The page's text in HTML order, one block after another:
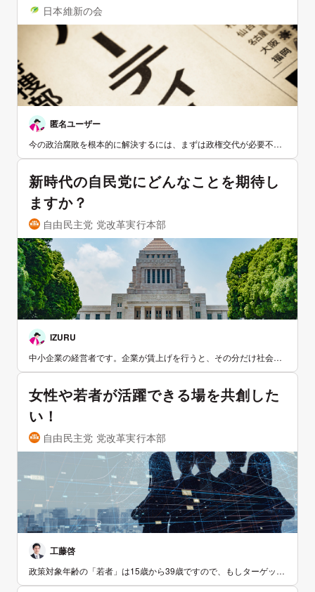
日本維新の会
匿名ユーザー
今の政治腐敗を根本的に解決するには、まずは政権交代が必要不可
欠だと考えます。しかし現状では、日本維新の会が単独で政権を担
す。ですから、まずは野党間での選挙協力により、衆参議席の過半
数を奪う必要がありますが、国家観のかけ離れた政党との理念なき
選挙協力は単なる野合であり、支持は広がらないと思われます。 そ
こで、経済政策には違いがありますが、外交・安全保障政策である
程度の一致が見られる、国民民主党及び日本保守党と連携し、例え
ば、次期選挙では、西日本は維新、東海は日本保守党、関東は国民
民主党など、それぞれの地方で強い政党の候補者に一本化する事を
検討してはいかがでしょうか？ これに加えて、保守・中道的な首長
(都民ファーストの会など)からも支援を受ける事ができれば、大き
な支持を集めるものと考えます。自民党に対抗する保守・中道派の
受け皿を一つにまとめる事が、政権交代への第一歩だと思っていま
す。 是非、積極的なご検討をお願いします。
新時代の自民党にどんなことを期待し
ますか？
自由民主党 党改革実行本部
IZURU
中小企業の経営者です。企業が賃上げを行うと、その分だけ社会保
険料の企業負担も増えます。これはとくに中小企業にとって重くの
に還元したい気持ちがあっても、「保険料まで増えるのは厳しい」
に、社会保険料の企業負担分を「賃上げ実績に応じて軽減する制
度」を導入してはどうでしょうか。たとえば、前年より一定以上の
賃上げを達成した企業に対しては、翌年度の企業側の保険料率をわ
ずかに引き下げることで、実質的な負担増を打ち消すようにしま
す。たとえば、前年より3%の賃上げを達成した企業に対して、翌年
度の企業側の保険料率を0.45%ほど引き下げれば、実質的に企業の
負担分は増えません。従業員負担分の保険料率は据え置きとするこ
とで、社会保障制度の財源にも配慮できます。税収増にもつながり
ます。 この制度は一度きりではなく、毎年賃上げを継続することで
徐々に企業の保険料負担が軽くなる「累積型」とし、努力を続ける
企業が報われる仕組みにします。ただし、負担が過度に軽くなりす
ぎないよう下限を設けます。例えば5年間毎年0.45%ずつ、最大
2.25%まで減免するなど。逆に、賃上げを達成できない年が続いた
場合には、段階的に保険料率を元に戻す設計にすることで、継続的
女性や若者が活躍できる場を共創した
い！
自由民主党 党改革実行本部
工藤啓
政策対象年齢の「若者」は15歳から39歳ですので、もしターゲット
が10代や20代であるなら、年齢層を明記しておくことが望ましいか